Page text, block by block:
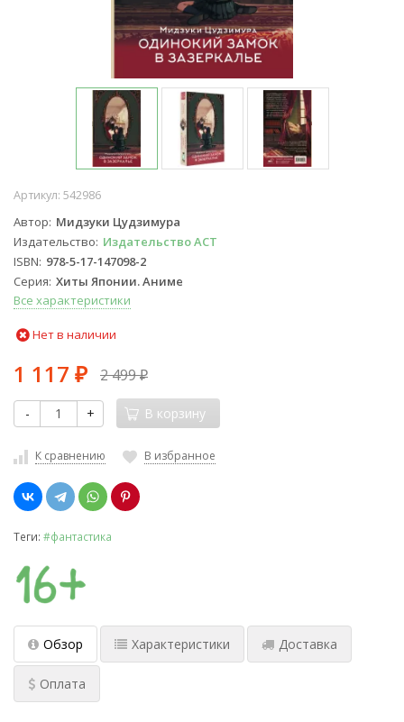
Артикул: 542986
Автор Мидзуки Цудзимура
Издательство Издательство АСТ
ISBN 978-5-17-147098-2
Серия Хиты Японии. Аниме
Все характеристики
Нет в наличии
1 117 ₽ 2 499₽
- + В корзину
К сравнению В избранное
Теги: #фантастика
Обзор Характеристики Доставка
Оплата